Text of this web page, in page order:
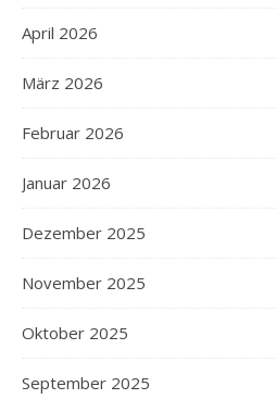
April 2026
März 2026
Februar 2026
Januar 2026
Dezember 2025
November 2025
Oktober 2025
September 2025